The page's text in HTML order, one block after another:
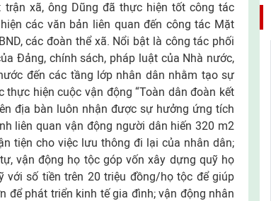
xã, ông Dũng đã thực hiện tốt công tác
các văn bản liên quan đến công tác Mặt
các đoàn thể xã. Nổi bật là công tác phối
Đảng, chính sách, pháp luật của Nhà nước,
đến các tầng lớp nhân dân nhằm tạo sự
hiện cuộc vận động “Toàn dân đoàn kết
địa bàn luôn nhận được sự hưởng ứng tích
liên quan vận động người dân hiến 320 m2
tiện cho việc lưu thông đi lại của nhân dân;
vận động họ tộc góp vốn xây dựng quỹ họ
số tiền trên 20 triệu đồng/họ tộc để giúp
phát triển kinh tế gia đình; vận động nhân